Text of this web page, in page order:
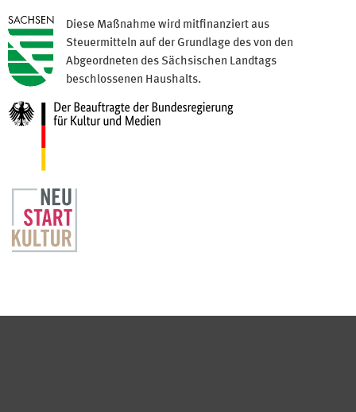
Diese Maßnahme wird mitfinanziert aus
Steuermitteln auf der Grundlage des von den
Abgeordneten des Sächsischen Landtags
beschlossenen Haushalts.